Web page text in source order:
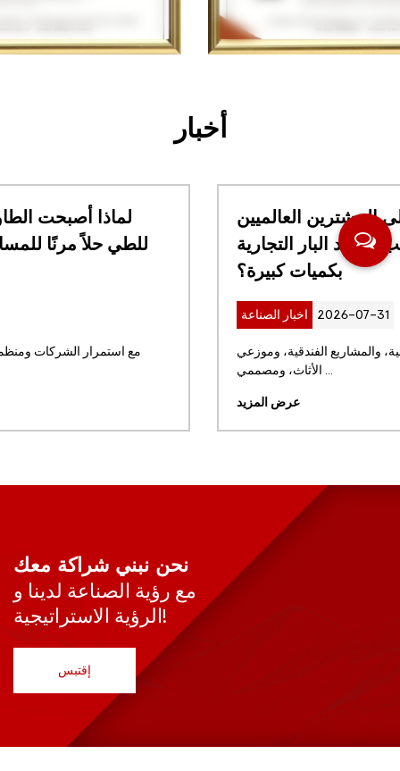
أخبار
ما الذي يجب على المشترين العالميين
مراعاته قبل طلب مقاعد البار التجارية
بالنسبة لمجموعات المطاعم العالمية، والمشاريع الفندقية، وموزعي
نحن نبني شراكة معك
مع رؤية الصناعة لدينا و
الرؤية الاستراتيجية!
إقتبس